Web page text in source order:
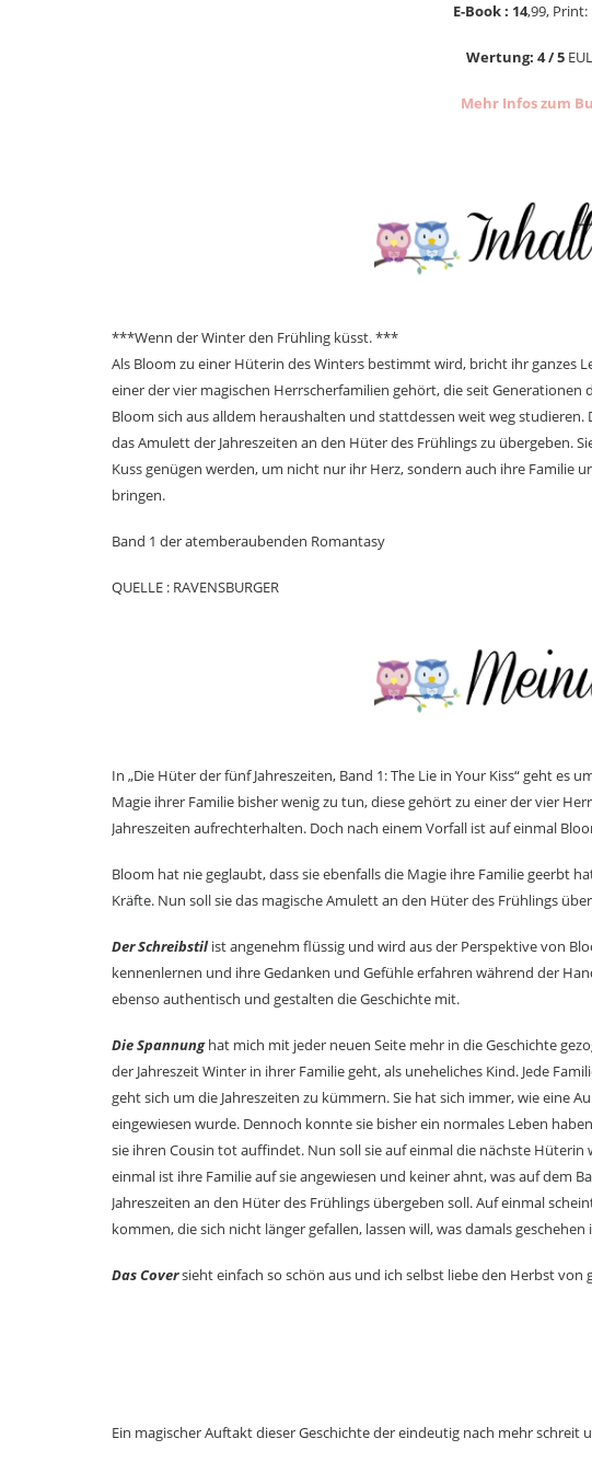
E-Book : 14,99, Print:
Wertung: 4 / 5
Mehr Infos zum
***Wenn der Winter den Frühling küsst. ***
Als Bloom zu einer Hüterin des Winters bestimmt wird, bricht ihr ganzes
einer der vier magischen Herrscherfamilien gehört, die seit
Bloom sich aus alldem heraushalten und stattdessen weit weg
das Amulett der Jahreszeiten an den Hüter des Frühlings zu übergeben.
Kuss genügen werden, um nicht nur ihr Herz, sondern auch ihre Familie
bringen.
Band 1 der atemberaubenden Romantasy
QUELLE : RAVENSBURGER
In „Die Hüter der fünf Jahreszeiten, Band 1: The Lie in Your Kiss“ geht es
Magie ihrer Familie bisher wenig zu tun, diese gehört zu einer der vier
Jahreszeiten aufrechterhalten. Doch nach einem Vorfall ist auf einmal
Bloom hat nie geglaubt, dass sie ebenfalls die Magie ihre Familie geerbt
Kräfte. Nun soll sie das magische Amulett an den Hüter des Frühlings
Der Schreibstil ist angenehm flüssig und wird aus der Perspektive von
kennenlernen und ihre Gedanken und Gefühle erfahren während der
ebenso authentisch und gestalten die Geschichte mit.
Die Spannung hat mich mit jeder neuen Seite mehr in die Geschichte
der Jahreszeit Winter in ihrer Familie geht, als uneheliches Kind. Jede
geht sich um die Jahreszeiten zu kümmern. Sie hat sich immer, wie eine
eingewiesen wurde. Dennoch konnte sie bisher ein normales Leben
sie ihren Cousin tot auffindet. Nun soll sie auf einmal die nächste
einmal ist ihre Familie auf sie angewiesen und keiner ahnt, was auf dem
Jahreszeiten an den Hüter des Frühlings übergeben soll. Auf einmal
kommen, die sich nicht länger gefallen, lassen will, was damals geschehen
Das Coversieht einfach so schön aus und ich selbst liebe den Herbst von
Ein magischer Auftakt dieser Geschichte der eindeutig nach mehr schreit